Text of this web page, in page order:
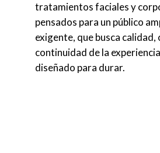
tratamientos faciales y
pensados para un público
exigente, que busca
continuidad de la
diseñado para durar.